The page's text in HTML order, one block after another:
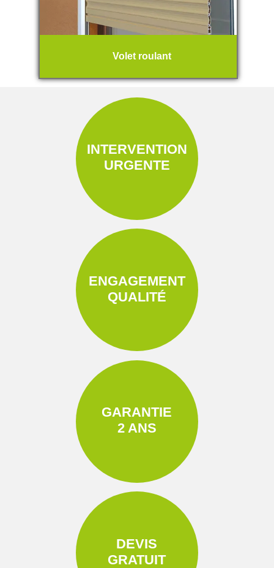
Volet roulant
INTERVENTION
URGENTE
ENGAGEMENT
QUALITÉ
GARANTIE
2 ANS
DEVIS
GRATUIT